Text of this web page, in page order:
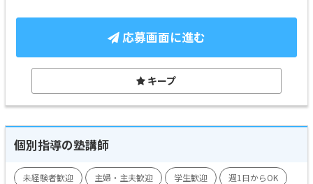
応募画面に進む
キープ
個別指導の塾講師
未経験者歓迎 主婦・主夫歓迎 学生歓迎
週1日からOK